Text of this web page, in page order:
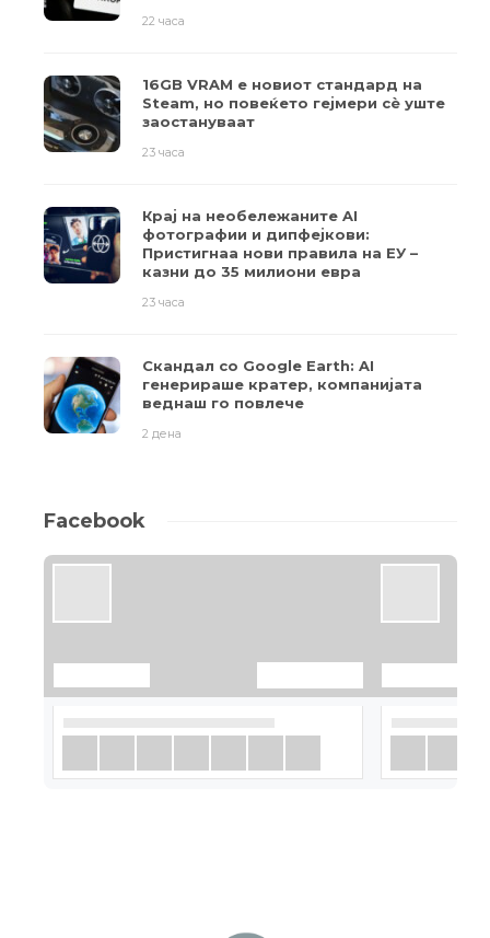
22 часа
16GB VRAM е новиот стандард на
Steam, но повеќето гејмери ​​сè уште
заостануваат
23 часа
Крај на необележаните AI
фотографии и дипфејкови:
Пристигнаа нови правила на ЕУ –
казни до 35 милиони евра
23 часа
Скандал со Google Earth: AI
генерираше кратер, компанијата
веднаш го повлече
2 дена
Facebook